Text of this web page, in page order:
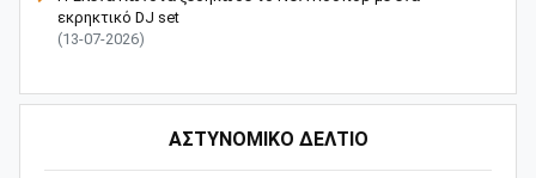
εκρηκτικό DJ set
(13-07-2026)
ΑΣΤΥΝΟΜΙΚΟ ΔΕΛΤΙΟ